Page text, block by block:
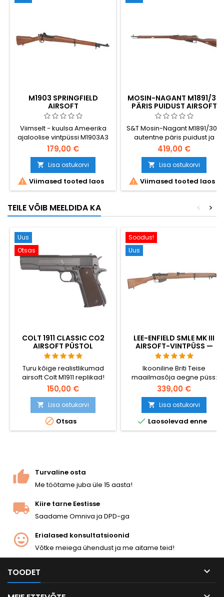
M1903 SPRINGFIELD
AIRSOFT
PÜSTOLKUULIPILDUJA,
VÕLTSITUD PUIT
Viimselt - kuulsa Ameerika
ajaloolise vintpüssi M1903A3
Springfield odav airsoft
replika!
179,00 €
 Lisa ostukorvi
 Viimased tooted laos
MOSIN-NAGANT M1891/30
PÄRIS PUIDUST AIRSOFT
SNAIPRIPÜSS
S&T Mosin-Nagant M1891/30 -
autentne päris puidust ja
metallist airsoft snaipripüss
VSR-10 ühilduva süsteemiga,
390 FPS, 640 mm
sisetoruosaga ja
reguleeritava hop-upiga.
Ideaalne WWII varustusele ja
419,00 €
 Lisa ostukorvi
 Viimased tooted laos
TEILE VÕIB MEELDIDA KA >
<
Uus
Otsas
COLT 1911 CLASSIC CO2
AIRSOFT PÜSTOL
Turu kõige realistlikumad
airsoft Colt M1911 replikad!
Cybergun 180512.
150,00 €
 Lisa ostukorvi
 Otsas
Soodus!
Uus
LEE-ENFIELD SMLE MK III
AIRSOFT-VINTPÜSS —
EHTNE PUIT, PADRUNITE
VÄLJAVISKAMISEGA,
LEGENDAARNE BRITI
SÕJAVÄEVINTPÜSS
Ikooniline Briti Teise
maailmasõja aegne püss:
puidust kolb, täismetallist
raam, tõeline padruni
väljaviskamine. Komplektis
on eemaldatav 6-lasuline
salv koos metallist
padrunitega. Pikkus 1100 mm,
339,00 €
 Lisa ostukorvi
 Laosolevad enne
Turvaline osta
Me töötame juba üle 15 aasta!
Kiire tarne Eestisse
Saadame Omniva ja DPD-ga
Erialased konsultatsioonid
Võtke meiega ühendust ja me aitame teid!
TOODET 